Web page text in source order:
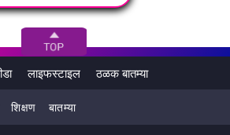
आजच्या तरुणांना व्यस्त वेळापत्रकामुळे पुरेशी
प्रमुख कारण देखील बनू शकते. पुरेशी
राग, एकाग्र होण्यास असमर्थता यासारख्या
काळ या स्थितीत राहिल्याने हृदयावर परिणाम
किमान 7-8 तास झोपावे लागते, तेही वेळेवर.
लाइफस्टाइल ठळक बातम्या
शिक्षण बातम्या